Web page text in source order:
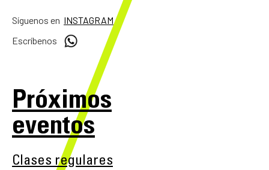
Síguenos en
Escríbenos
INSTAGRAM
Próximos
eventos
Clases regulares